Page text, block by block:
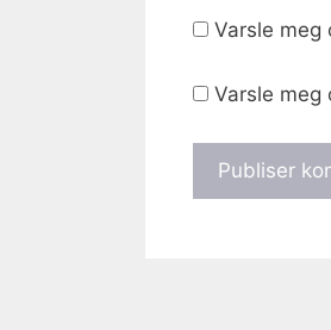
Varsle meg
Varsle meg